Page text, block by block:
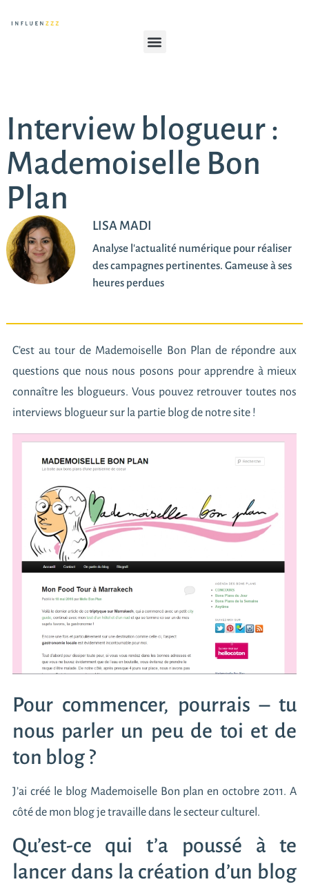
Interview blogueur :
Mademoiselle Bon
Plan
LISA MADI
Analyse l'actualité numérique pour réaliser
des campagnes pertinentes. Gameuse à ses
heures perdues
C’est au tour de Mademoiselle Bon Plan de répondre aux
questions que nous nous posons pour apprendre à mieux
connaître les blogueurs. Vous pouvez retrouver toutes nos
interviews blogueur sur la partie blog de notre site!
Pour commencer, pourrais – tu
nous parler un peu de toi et de
ton blog ?
J’ai créé le blog Mademoiselle Bon plan en octobre 2011. A
côté de mon blog je travaille dans le secteur culturel.
Qu’est-ce qui t’a poussé à te
lancer dans la création d’un blog